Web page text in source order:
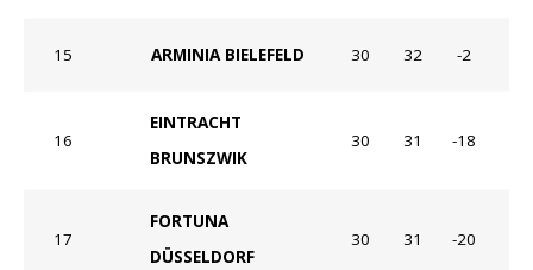
15 ARMINIA BIELEFELD 30 32 -2
16
EINTRACHT
BRUNSZWIK
30 31 -18
17
FORTUNA
DÜSSELDORF
30 31 -20